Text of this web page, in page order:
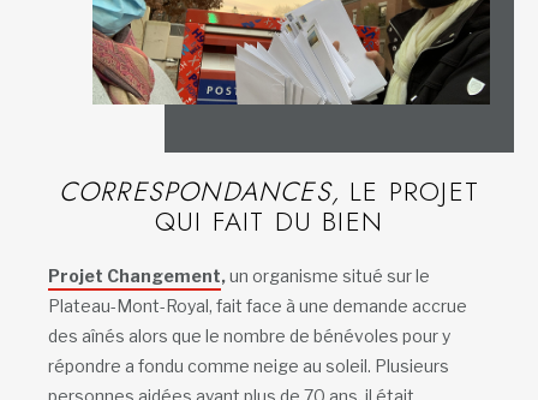
CORRESPONDANCES, LE PROJET
QUI FAIT DU BIEN
Projet Changement,un organisme situé sur le
Plateau-Mont-Royal, fait face à une demande accrue
des aînés alors que le nombre de bénévoles pour y
répondre a fondu comme neige au soleil. Plusieurs
personnes aidées ayant plus de 70 ans, il était